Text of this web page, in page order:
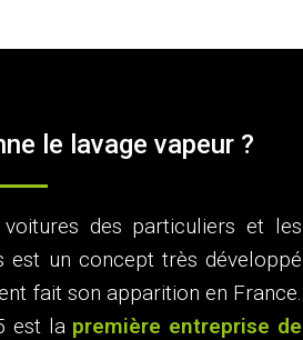
le lavage vapeur ?
des particuliers et les
est un concept très développé
fait son apparition en France.
est la première entreprise de